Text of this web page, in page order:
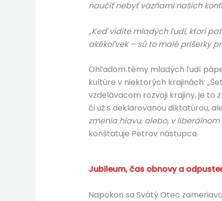
naučiť nebyť väzňami našich
„Keď vidíte mladých ľudí, ktorí
akékoľvek – sú to malé príšerky
Ohľadom témy mladých ľudí
kultúre v niektorých krajinách:
vzdelávacom rozvoji krajiny, je to
či už s deklarovanou diktatúrou,
zmenia hlavu, alebo, v
konštatuje Petrov nástupca.
Jubileum, čas obnovy a
Napokon sa Svätý Otec